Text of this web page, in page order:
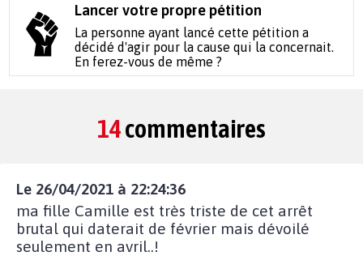
Lancer votre propre pétition
La personne ayant lancé cette pétition a
décidé d'agir pour la cause qui la concernait.
En ferez-vous de même ?
14commentaires
Le 26/04/2021 à 22:24:36
ma fille Camille est très triste de cet arrêt
brutal qui daterait de février mais dévoilé
seulement en avril..!